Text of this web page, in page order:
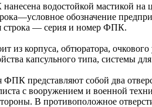
водостойкой мастикой на
обозначение
строка — серия и номер ФПК.
из корпуса, обтюратора,
капсульного типа, системы
представляют собой два
с вооружением и военной
В противоположное